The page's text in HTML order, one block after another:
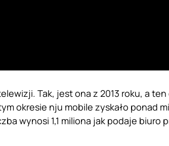
Tak, jest ona z 2013 roku, a
okresie nju mobile zyskało ponad
wynosi 1,1 miliona jak podaje biuro